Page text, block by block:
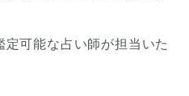
可能な占い師が担当いた